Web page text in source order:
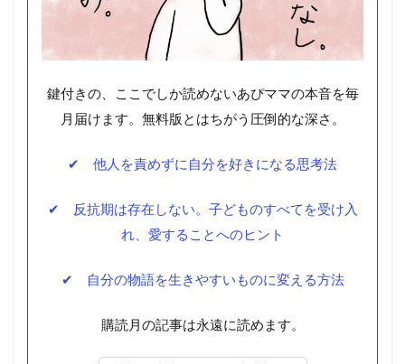
鍵付きの、ここでしか読めないあぴママの本音を毎
月届けます。無料版とはちがう圧倒的な深さ。
✔ 他人を責めずに自分を好きになる思考法
✔ 反抗期は存在しない。子どものすべてを受け入
れ、愛することへのヒント
✔ 自分の物語を生きやすいものに変える方法
購読月の記事は永遠に読めます。